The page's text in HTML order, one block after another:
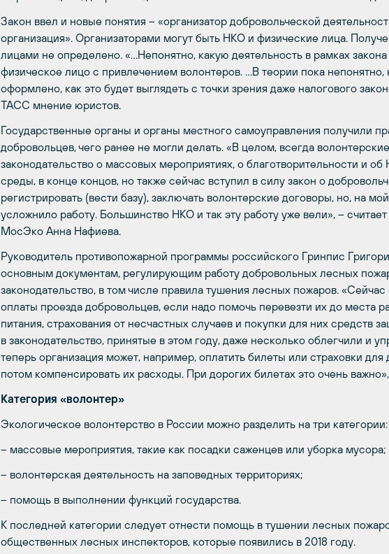
Закон ввел и новые понятия – «организатор добровольческой
организация». Организаторами могут быть НКО и физические лица.
лицами не определено. «…Непонятно, какую деятельность в рамках
физическое лицо с привлечением волонтеров. …В теории пока непонятно,
оформлено, как это будет выглядеть с точки зрения даже налогового
ТАСС мнение юристов.
Государственные органы и органы местного самоуправления получили
добровольцев, чего ранее не могли делать. «В целом, всегда
законодательство о массовых мероприятиях, о благотворительности и
среды, в конце концов, но также сейчас вступил в силу закон о
регистрировать (вести базу), заключать волонтерские договоры, но, на
усложнило работу. Большинство НКО и так эту работу уже вели», –
МосЭко Анна Нафиева.
Руководитель противопожарной программы российского Гринпис
основным документам, регулирующим работу добровольных лесных
законодательство, в том числе правила тушения лесных пожаров.
оплаты проезда добровольцев, если надо помочь перевезти их до места
питания, страхования от несчастных случаев и покупки для них средств
в законодательство, принятые в этом году, даже несколько облегчили и
теперь организация может, например, оплатить билеты или страховки для
потом компенсировать их расходы. При дорогих билетах это очень
Категория «волонтер»
Экологическое волонтерство в России можно разделить на три категории:
– массовые мероприятия, такие как посадки саженцев или уборка мусора;
– волонтерская деятельность на заповедных территориях;
– помощь в выполнении функций государства.
К последней категории следует отнести помощь в тушении лесных
общественных лесных инспекторов, которые появились в 2018 году.